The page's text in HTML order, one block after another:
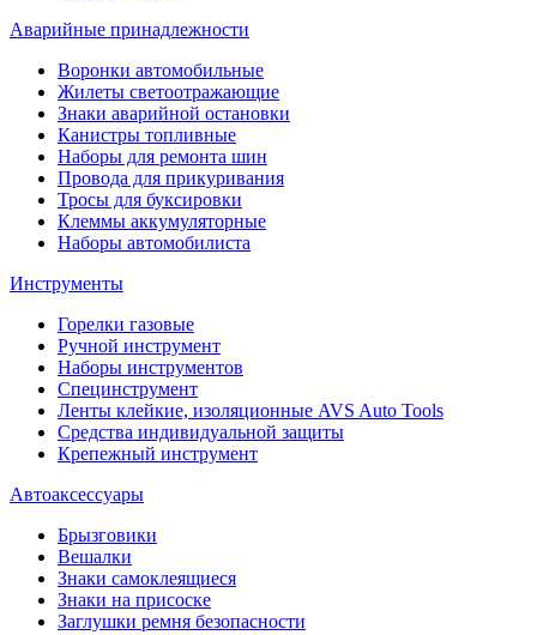
Аварийные принадлежности
Воронки автомобильные
Жилеты светоотражающие
Знаки аварийной остановки
Канистры топливные
Наборы для ремонта шин
Провода для прикуривания
Тросы для буксировки
Клеммы аккумуляторные
Наборы автомобилиста
Инструменты
Горелки газовые
Ручной инструмент
Наборы инструментов
Специнструмент
Ленты клейкие, изоляционные AVS Auto Tools
Средства индивидуальной защиты
Крепежный инструмент
Автоаксессуары
Брызговики
Вешалки
Знаки самоклеящиеся
Знаки на присоске
Заглушки ремня безопасности